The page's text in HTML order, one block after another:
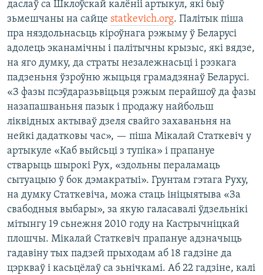
даслаў са Шклоўскай калёніі артыкул, які быў
зьмешчаны на сайце statkevich.org. Палітык піша
пра няздольнасьць кіроўнага рэжыму ў Беларусі
адолець эканамічны і палітычны крызыс, які вядзе,
на яго думку, да страты незалежнасьці і рэзкага
падзеньня ўзроўню жыцьця грамадзянаў Беларусі.
«З фазы псэўдаразьвіцьця рэжым перайшоў да фазы
назапашваньня пазык і продажу найбольш
ліквідных актываў дзеля свайго захаваньня на
нейкі дадатковы час», — піша Мікалай Статкевіч у
артыкуле «Каб выйсьці з тупіка» і прапануе
стварыць шырокі Рух, «здольны пераламаць
сытуацыю ў бок дэмакратыі». Грунтам гэтага Руху,
на думку Статкевіча, можа стаць ініцыятыва «За
свабодныя выбары», за якую галасавалі ўдзельнікі
мітынгу 19 сьнежня 2010 году на Кастрычніцкай
плошчы. Мікалай Статкевіч прапануе адзначыць
гадавіну тых падзей прыходам аб 18 гадзіне да
цэркваў і касьцёлаў са зьнічкамі. Аб 22 гадзіне, калі